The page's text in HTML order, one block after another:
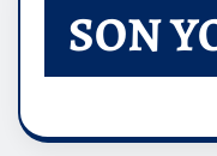
SON